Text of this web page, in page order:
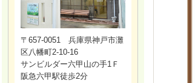
〒657-0051 兵庫県神戸市灘
区八幡町2-10-16
サンビルダー六甲山の手1Ｆ
阪急六甲駅徒歩2分